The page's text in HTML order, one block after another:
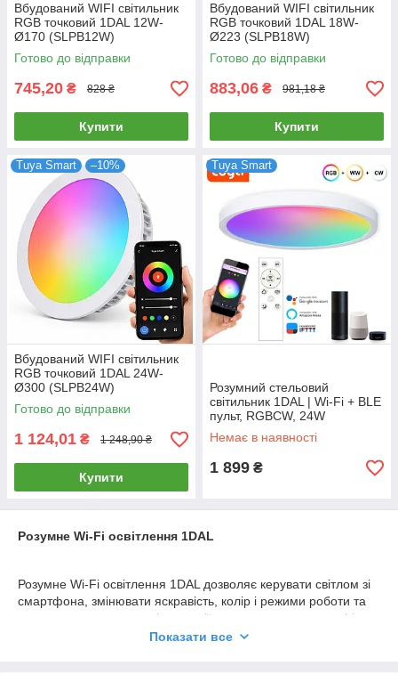
Вбудований WIFI світильник
RGB точковий 1DAL 12W-
Ø170 (SLPB12W)
Готово до відправки
745,20 ₴ 828 ₴
Купити
Вбудований WIFI світильник
RGB точковий 1DAL 18W-
Ø223 (SLPB18W)
Готово до відправки
883,06 ₴ 981,18 ₴
Купити
Tuya Smart –10%
Вбудований WIFI світильник
RGB точковий 1DAL 24W-
Ø300 (SLPB24W)
Готово до відправки
1 124,01 ₴ 1 248,90 ₴
Купити
Tuya Smart
Розумний стельовий
світильник 1DAL | Wi-Fi + BLE
пульт, RGBCW, 24W
(SLP24W)
Немає в наявності
1 899 ₴
Розумне Wi-Fi освітлення 1DAL
Розумне Wi-Fi освітлення 1DAL дозволяє керувати світлом зі
смартфона, змінювати яскравість, колір і режими роботи та
створювати автоматичні сценарії для дому, квартири, офісу
або комерційного приміщення. У категорії представлені
Показати все